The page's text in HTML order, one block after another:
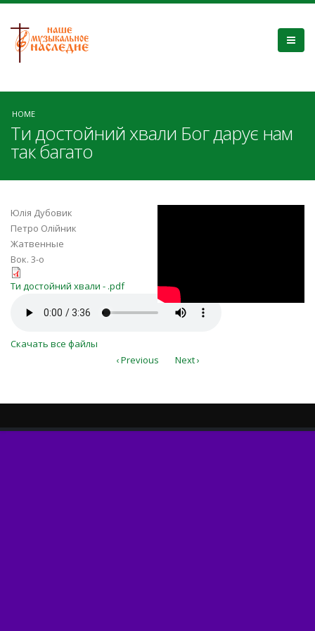
HOME
Ти достойний хвали Бог дарує нам
так багато
Юлія Дубовик
Петро Олійник
Жатвенные
Вок. 3-о
Ти достойний хвали - .pdf
Ти достойний хвали - .pdf
Ти достойний хвали.mp3
Скачать все файлы
‹ Previous Next ›